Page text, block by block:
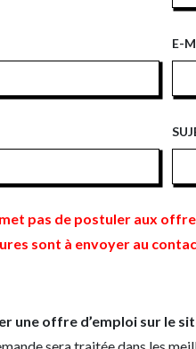
E-
pas de postuler aux
sont à envoyer au
une offre d’emploi sur le